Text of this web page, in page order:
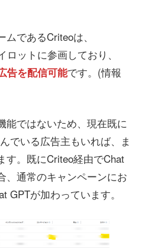
であるCriteoは、
ットに参画しており、
告を配信可能です。(情報
能ではないため、現在既に
でいる広告主もいれば、ま
す。既にCriteo経由でChat
、通常のキャンペーンにお
GPTが加わっています。